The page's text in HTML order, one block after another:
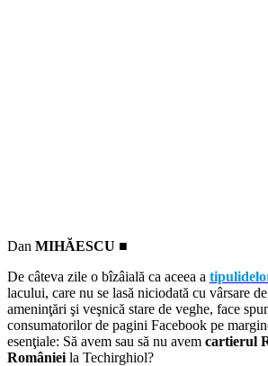
Dan MIHĂESCU ■
De câteva zile o bîzâială ca aceea a
lacului, care nu se lasă niciodată cu vârsare
ameninţări şi veşnică stare de veghe, face
consumatorilor de pagini Facebook pe
esenţiale: Să avem sau să nu avem cartierul
României la Techirghiol?